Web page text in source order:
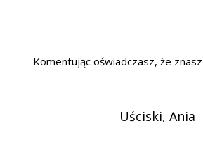
Komentując oświadczasz, że znasz
Uściski, Ania